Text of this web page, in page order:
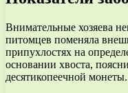
Внимательные хозяева
питомцев поменяла
припухлостях на
основании хвоста,
десятикопеечной